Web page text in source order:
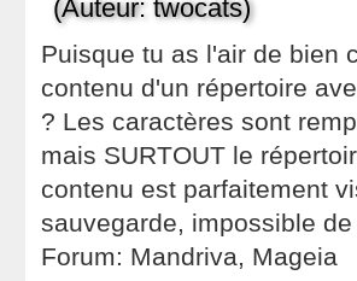
(Auteur: twocats)
Puisque tu as l'air de bien
contenu d'un répertoire
? Les caractères sont
mais SURTOUT le
contenu est parfaitement
sauvegarde, impossible
Forum: Mandriva, Mageia